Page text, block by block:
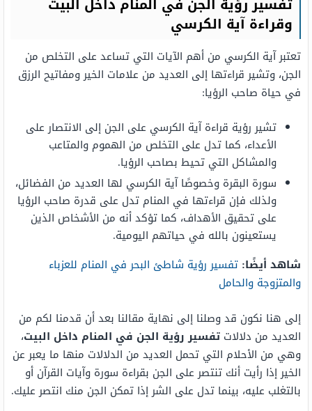
وقراءة آية الكرسي
تعتبر آية الكرسي من أهم الآيات التي تساعد على التخلص من
الجن، وتشير قراءتها إلى العديد من علامات الخير ومفاتيح الرزق
في حياة صاحب الرؤيا:
تشير رؤية قراءة آية الكرسي على الجن إلى الانتصار على
الأعداء، كما تدل على التخلص من الهموم والمتاعب
والمشاكل التي تحيط بصاحب الرؤيا.
سورة البقرة وخصوصًا آية الكرسي لها العديد من الفضائل،
ولذلك فإن قراءتها في المنام تدل على قدرة صاحب الرؤيا
على تحقيق الأهداف، كما تؤكد أنه من الأشخاص الذين
يستعينون بالله في حياتهم اليومية.
شاهد أيضًا: تفسير رؤية شاطئ البحر في المنام للعزباء
والمتزوجة والحامل
إلى هنا نكون قد وصلنا إلى نهاية مقالنا بعد أن قدمنا لكم من
العديد من دلالات تفسير رؤية الجن في المنام داخل البيت،
وهي من الأحلام التي تحمل العديد من الدلالات منها ما يعبر عن
الخير إذا رأيت أنك تنتصر على الجن بقراءة سورة وآيات القرآن أو
بالتغلب عليه، بينما تدل على الشر إذا تمكن الجن منك انتصر عليك.